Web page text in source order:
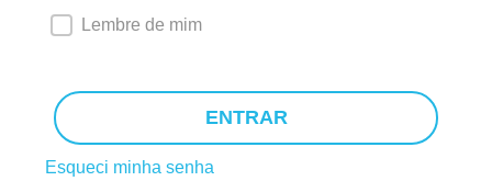
Lembre de mim
ENTRAR
Esqueci minha senha